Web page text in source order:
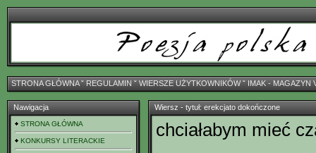
STRONA GŁÓWNAˇ REGULAMIN ˇ WIERSZE UŻYTKOWNIKÓWˇ IMAK - MAGAZYN
Nawigacja
STRONA GŁÓWNA
KONKURSY LITERACKIE
Wiersz - tytuł: erekcjato dokończone
chciałabym mieć